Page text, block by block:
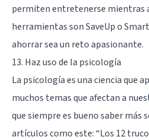
permiten entretenerse mientras
herramientas son SaveUp o
ahorrar sea un reto apasionante.
13. Haz uso de la psicología
La psicología es una ciencia que
muchos temas que afectan a
que siempre es bueno saber más
artículos como este: “Los 12